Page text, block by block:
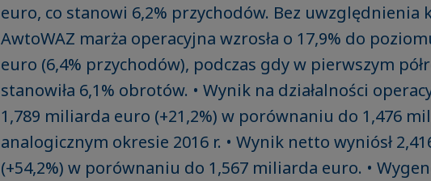
euro, co stanowi 6,2% przychodów. Bez uwzględnienia
AwtoWAZ marża operacyjna wzrosła o 17,9% do
euro (6,4% przychodów), podczas gdy w pierwszym
stanowiła 6,1% obrotów. • Wynik na działalności
1,789 miliarda euro (+21,2%) w porównaniu do 1,476
analogicznym okresie 2016 r. • Wynik netto wyniósł
(+54,2%) w porównaniu do 1,567 miliarda euro. •